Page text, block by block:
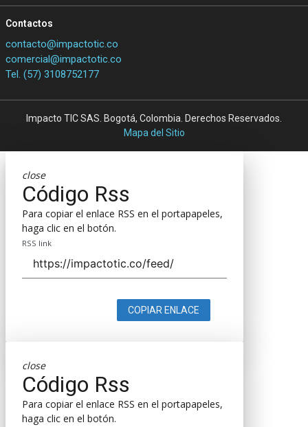
Contactos
contacto@impactotic.co
comercial@impactotic.co
Tel. (57) 3108752177
Impacto TIC SAS. Bogotá, Colombia. Derechos Reservados.
Mapa del Sitio
close
Código Rss
Para copiar el enlace RSS en el portapapeles,
haga clic en el botón.
RSS link
COPIAR ENLACE
close
Código Rss
Para copiar el enlace RSS en el portapapeles,
haga clic en el botón.